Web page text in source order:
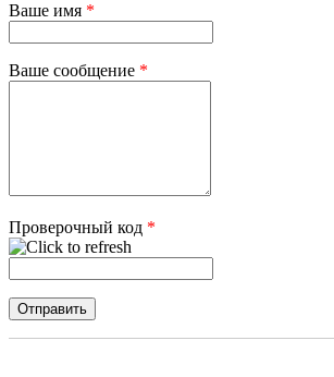
Ваше имя *
Ваше сообщение *
Проверочный код *